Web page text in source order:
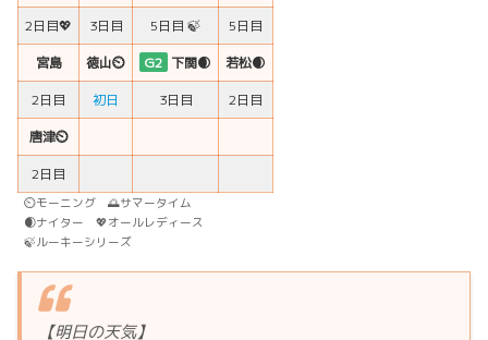
2日目💖
3日目 5日目 🍃
5日目
宮島
徳山⏲ G2 下関🌒
若松🌒
2日目
初日 3日目
2日目
唐津⏲
2日目
⏲モーニング 🌅サマータイム
🌒ナイター 💖オールレディース
🍃ルーキーシリーズ
【明日の天気】